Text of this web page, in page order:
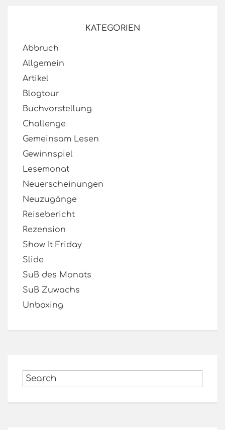
KATEGORIEN
Abbruch
Allgemein
Artikel
Blogtour
Buchvorstellung
Challenge
Gemeinsam Lesen
Gewinnspiel
Lesemonat
Neuerscheinungen
Neuzugänge
Reisebericht
Rezension
Show It Friday
Slide
SuB des Monats
SuB Zuwachs
Unboxing